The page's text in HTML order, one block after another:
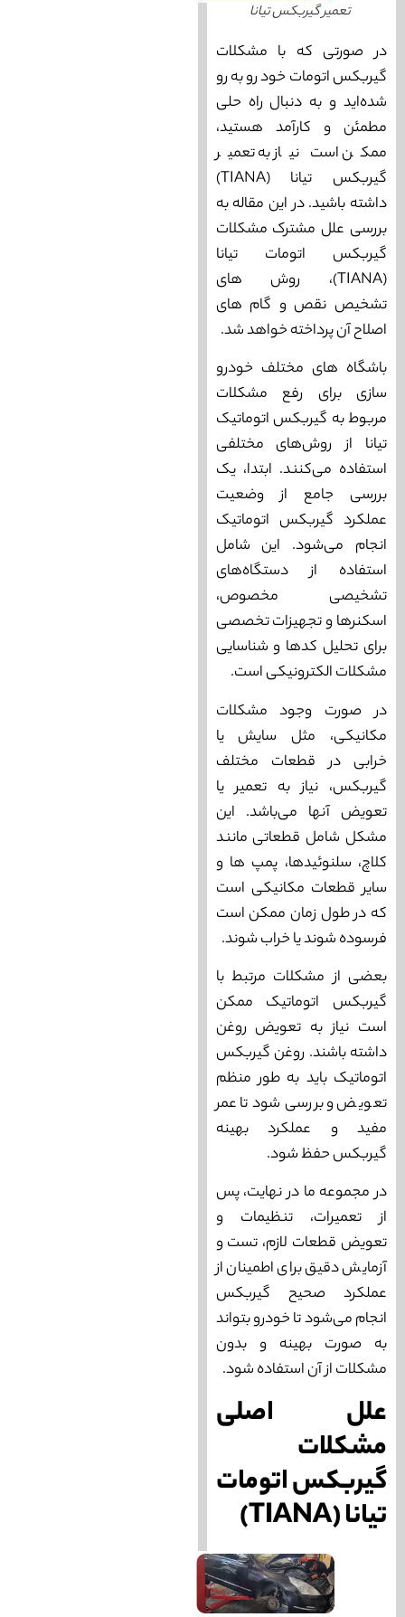
تعمیر گیربکس تیانا
در صورتی که با مشکلات
گیربکس اتومات خود رو به رو
شده‌اید و به دنبال راه حلی
مطمئن و کارآمد هستید،
ممکن است نیاز به تعمیر
گیربکس تیانا (TIANA)
داشته باشید. در این مقاله به
بررسی علل مشترک مشکلات
گیربکس اتومات تیانا
(TIANA)، روش‌ های
تشخیص نقص و گام‌ های
اصلاح آن پرداخته خواهد شد.
باشگاه های مختلف خودرو
سازی برای رفع مشکلات
مربوط به گیربکس اتوماتیک
تیانا از روش‌های مختلفی
استفاده می‌کنند. ابتدا، یک
بررسی جامع از وضعیت
عملکرد گیربکس اتوماتیک
انجام می‌شود. این شامل
استفاده از دستگاه‌های
تشخیصی مخصوص،
اسکنرها و تجهیزات تخصصی
برای تحلیل کدها و شناسایی
مشکلات الکترونیکی است.
در صورت وجود مشکلات
مکانیکی، مثل سایش یا
خرابی در قطعات مختلف
گیربکس، نیاز به تعمیر یا
تعویض آنها می‌باشد. این
مشکل شامل قطعاتی مانند
کلاچ، سلنوئیدها، پمپ ‌ها و
سایر قطعات مکانیکی است
که در طول زمان ممکن است
فرسوده شوند یا خراب شوند.
بعضی از مشکلات مرتبط با
گیربکس اتوماتیک ممکن
است نیاز به تعویض روغن
داشته باشند. روغن گیربکس
اتوماتیک باید به طور منظم
تعویض و بررسی شود تا عمر
مفید و عملکرد بهینه
گیربکس حفظ شود.
در مجموعه ما در نهایت، پس
از تعمیرات، تنظیمات و
تعویض قطعات لازم، تست و
آزمایش دقیق برای اطمینان از
عملکرد صحیح گیربکس
انجام می‌شود تا خودرو بتواند
به صورت بهینه و بدون
مشکلات از آن استفاده شود.
علل اصلی
مشکلات
گیربکس اتومات
تیانا (TIANA)